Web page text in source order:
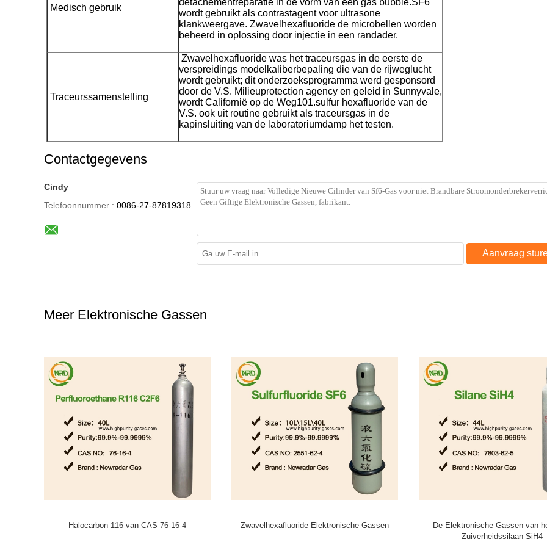
Medisch gebruik
detachementreparatie in de vorm van een gas bubble.SF6
wordt gebruikt als contrastagent voor ultrasone
klankweergave. Zwavelhexafluoride de microbellen worden
beheerd in oplossing door injectie in een randader.
Traceurssamenstelling
Zwavelhexafluoride was het traceursgas in de eerste de
verspreidings modelkaliberbepaling die van de rijweglucht
wordt gebruikt; dit onderzoeksprogramma werd gesponsord
door de V.S. Milieuprotection agency en geleid in Sunnyvale,
wordt Californië op de Weg101.sulfur hexafluoride van de
V.S. ook uit routine gebruikt als traceursgas in de
kapinsluiting van de laboratoriumdamp het testen.
Contactgegevens
Cindy
Telefoonnummer : 0086-27-87819318
Aanvraag
Meer Elektronische Gassen
Ar/F2/He/Ne excimer lasergas voor lens wordt
Het Gas van de isobutyleenkaliberbepaling 100
Stikstoffluoride NF3, nf3-